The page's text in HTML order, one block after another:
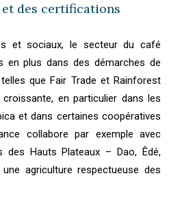
des certifications
et sociaux, le secteur du café
en plus dans des démarches de
que Fair Trade et Rainforest
en particulier dans les
et dans certaines coopératives
collabore par exemple avec
des Hauts Plateaux – Dao, Êdé,
agriculture respectueuse des